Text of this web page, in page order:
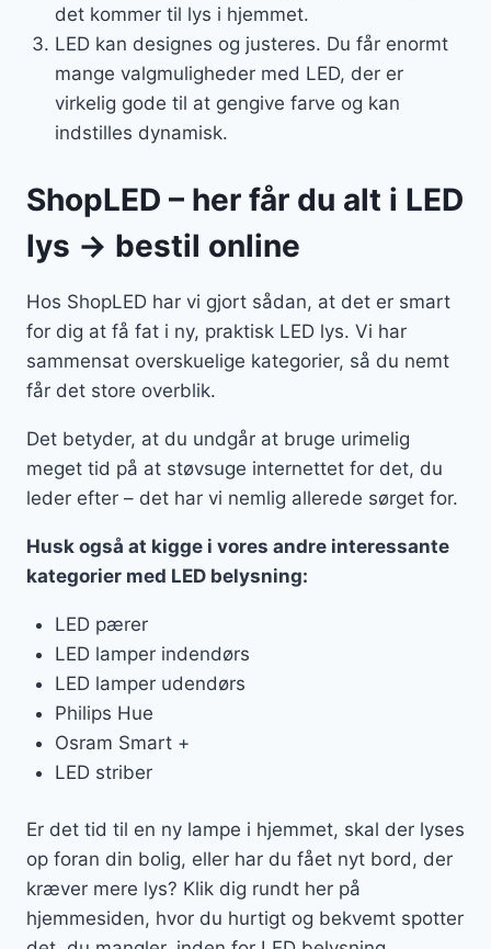
det kommer til lys i hjemmet.
LED kan designes og justeres. Du får enormt
mange valgmuligheder med LED, der er
virkelig gode til at gengive farve og kan
indstilles dynamisk.
ShopLED – her får du alt i LED
lys → bestil online
Hos ShopLED har vi gjort sådan, at det er smart
for dig at få fat i ny, praktisk LED lys. Vi har
sammensat overskuelige kategorier, så du nemt
får det store overblik.
Det betyder, at du undgår at bruge urimelig
meget tid på at støvsuge internettet for det, du
leder efter – det har vi nemlig allerede sørget for.
Husk også at kigge i vores andre interessante
kategorier med LED belysning:
LED pærer
LED lamper indendørs
LED lamper udendørs
Philips Hue
Osram Smart +
LED striber
Er det tid til en ny lampe i hjemmet, skal der lyses
op foran din bolig, eller har du fået nyt bord, der
kræver mere lys? Klik dig rundt her på
hjemmesiden, hvor du hurtigt og bekvemt spotter